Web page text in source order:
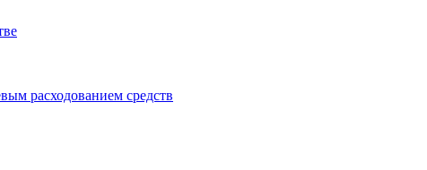
расходованием средств